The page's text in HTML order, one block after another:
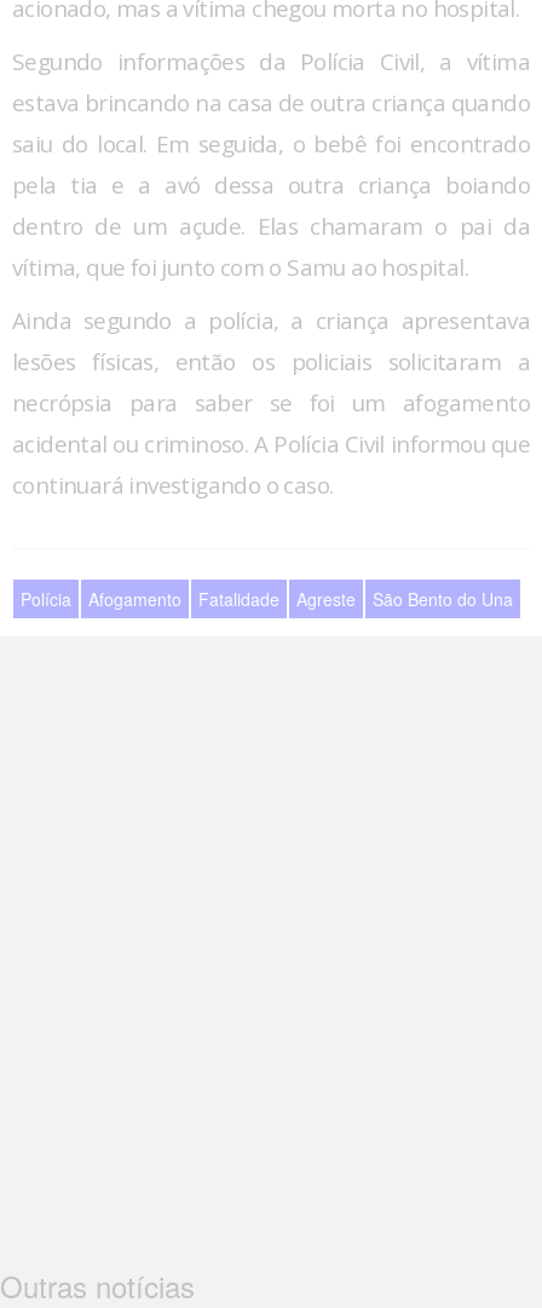
acionado, mas a vítima chegou morta no hospital.
Segundo informações da Polícia Civil, a vítima
estava brincando na casa de outra criança quando
saiu do local. Em seguida, o bebê foi encontrado
pela tia e a avó dessa outra criança boiando
dentro de um açude. Elas chamaram o pai da
vítima, que foi junto com o Samu ao hospital.
Ainda segundo a polícia, a criança apresentava
lesões físicas, então os policiais solicitaram a
necrópsia para saber se foi um afogamento
acidental ou criminoso. A Polícia Civil informou que
continuará investigando o caso.
Polícia Afogamento Fatalidade Agreste São Bento do Una
Outras notícias